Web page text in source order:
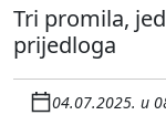
Tri promila,
prijedloga
04.07.2025. u